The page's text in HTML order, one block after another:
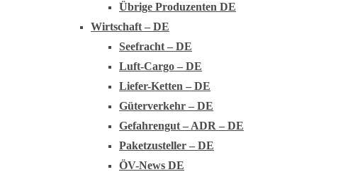
Übrige Produzenten DE
Wirtschaft – DE
Seefracht – DE
Luft-Cargo – DE
Liefer-Ketten – DE
Güterverkehr – DE
Gefahrengut – ADR – DE
Paketzusteller – DE
ÖV-News DE